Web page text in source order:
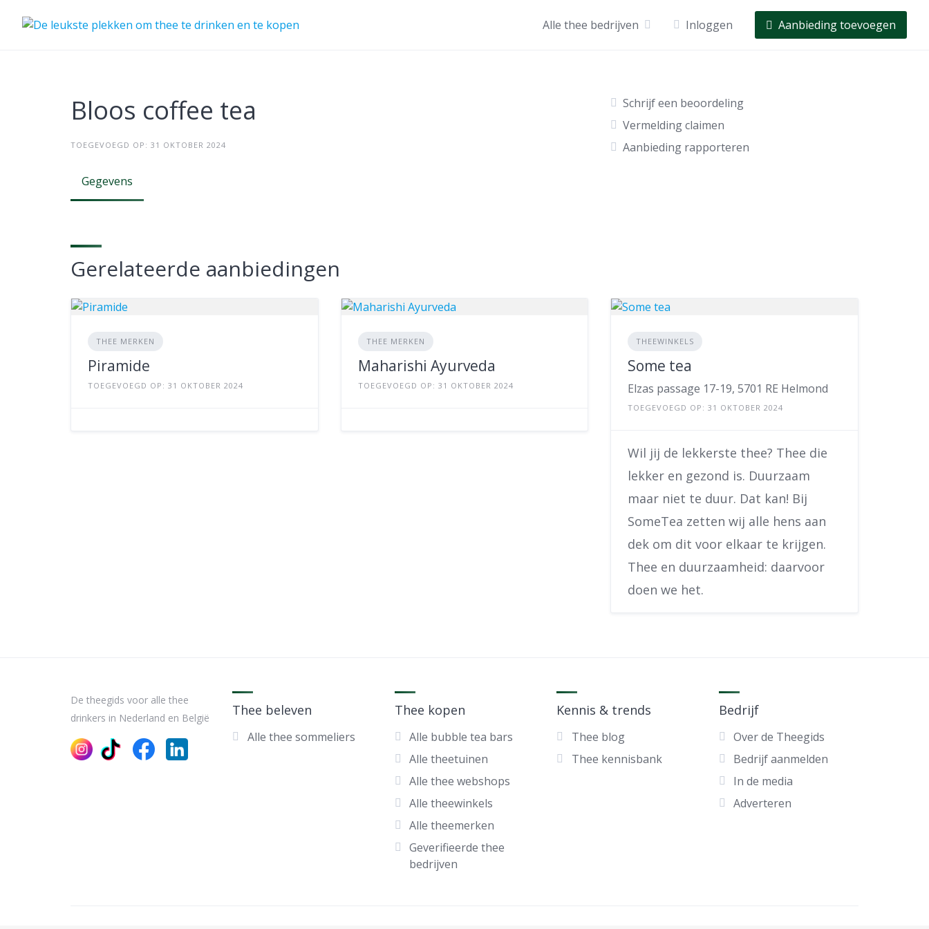
Alle thee bedrijven Inloggen Aanbieding toevoegen
Bloos coffee tea
TOEGEVOEGD OP: 31 OKTOBER 2024
Gegevens
Schrijf een beoordeling
Vermelding claimen
Aanbieding rapporteren
Gerelateerde aanbiedingen
THEE MERKEN
Piramide
TOEGEVOEGD OP: 31 OKTOBER 2024
THEE MERKEN
Maharishi Ayurveda
TOEGEVOEGD OP: 31 OKTOBER 2024
THEEWINKELS
Some tea
Elzas passage 17-19, 5701 RE Helmond
TOEGEVOEGD OP: 31 OKTOBER 2024
Wil jij de lekkerste thee? Thee die
lekker en gezond is. Duurzaam
maar niet te duur. Dat kan! Bij
SomeTea zetten wij alle hens aan
dek om dit voor elkaar te krijgen.
Thee en duurzaamheid: daarvoor
doen we het.
De theegids voor alle thee
drinkers in Nederland en België
Thee beleven
Alle thee sommeliers
Thee kopen
Alle bubble tea bars
Alle theetuinen
Alle thee webshops
Alle theewinkels
Alle theemerken
Geverifieerde thee
bedrijven
Kennis & trends
Thee blog
Thee kennisbank
Bedrijf
Over de Theegids
Bedrijf aanmelden
In de media
Adverteren